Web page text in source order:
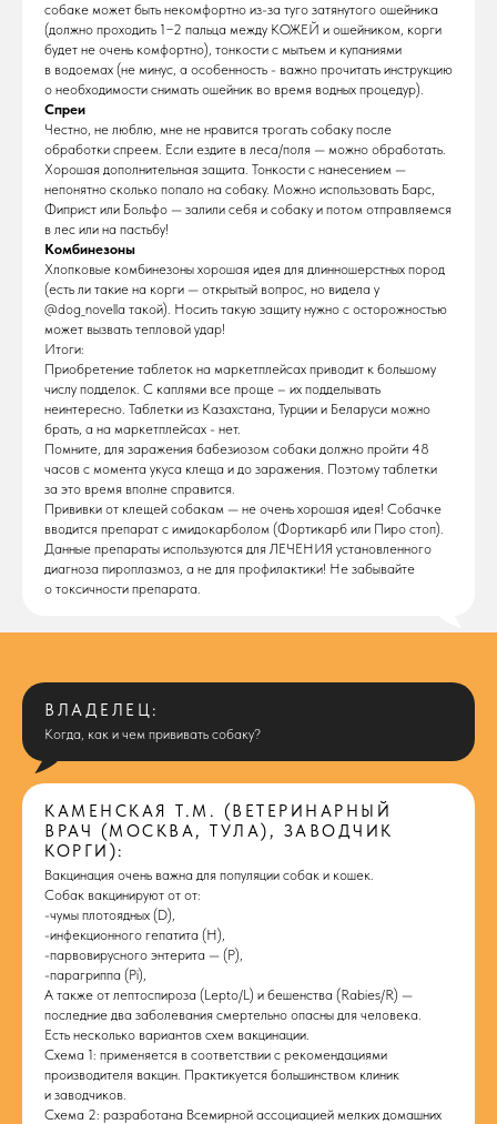
собаке может быть некомфортно из-за туго затянутого ошейника
(должно проходить 1−2 пальца между КОЖЕЙ и ошейником, корги
будет не очень комфортно), тонкости с мытьем и купаниями
в водоемах (не минус, а особенность - важно прочитать инструкцию
о необходимости снимать ошейник во время водных процедур).
Спреи
Честно, не люблю, мне не нравится трогать собаку после
обработки спреем. Если ездите в леса/поля — можно обработать.
Хорошая дополнительная защита. Тонкости с нанесением —
непонятно сколько попало на собаку. Можно использовать Барс,
Фиприст или Больфо — залили себя и собаку и потом отправляемся
в лес или на пастьбу!
Комбинезоны
Хлопковые комбинезоны хорошая идея для длинношерстных пород
(есть ли такие на корги — открытый вопрос, но видела у
@dog_novella такой). Носить такую защиту нужно с осторожностью
может вызвать тепловой удар!
Итоги:
Приобретение таблеток на маркетплейсах приводит к большому
числу подделок. С каплями все проще – их подделывать
неинтересно. Таблетки из Казахстана, Турции и Беларуси можно
брать, а на маркетплейсах - нет.
Помните, для заражения бабезиозом собаки должно пройти 48
часов с момента укуса клеща и до заражения. Поэтому таблетки
за это время вполне справится.
Прививки от клещей собакам — не очень хорошая идея! Собачке
вводится препарат с имидокарболом (Фортикарб или Пиро стоп).
Данные препараты используются для ЛЕЧЕНИЯ установленного
диагноза пироплазмоз, а не для профилактики! Не забывайте
о токсичности препарата.
ВЛАДЕЛЕЦ:
Когда, как и чем прививать собаку?
КАМЕНСКАЯ Т.М. (ВЕТЕРИНАРНЫЙ
ВРАЧ (МОСКВА, ТУЛА), ЗАВОДЧИК
КОРГИ):
Вакцинация очень важна для популяции собак и кошек.
Собак вакцинируют от от:
-чумы плотоядных (D),
-инфекционного гепатита (Н),
-парвовирусного энтерита — (P),
-парагриппа (Pi),
А также от лептоспироза (Lepto/L) и бешенства (Rabies/R) —
последние два заболевания смертельно опасны для человека.
Есть несколько вариантов схем вакцинации.
Схема 1: применяется в соответствии с рекомендациями
производителя вакцин. Практикуется большинством клиник
и заводчиков.
Схема 2: разработана Всемирной ассоциацией мелких домашних